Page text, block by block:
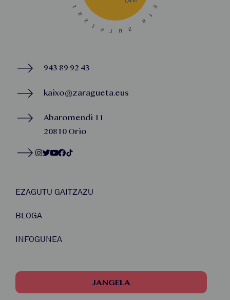
943 89 92 43
kaixo@zaragueta.eus
Abaromendi 11
20810 Orio
EZAGUTU GAITZAZU
BLOGA
INFOGUNEA
JANGELA